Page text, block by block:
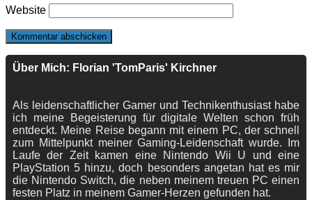
Website
Über Mich: Florian 'TomParis' Kirchner
Als leidenschaftlicher Gamer und Technikenthusiast habe
ich meine Begeisterung für digitale Welten schon früh
entdeckt. Meine Reise begann mit einem PC, der schnell
zum Mittelpunkt meiner Gaming-Leidenschaft wurde. Im
Laufe der Zeit kamen eine Nintendo Wii U und eine
PlayStation 5 hinzu, doch besonders angetan hat es mir
die Nintendo Switch, die neben meinem treuen PC einen
festen Platz in meinem Gamer-Herzen gefunden hat.